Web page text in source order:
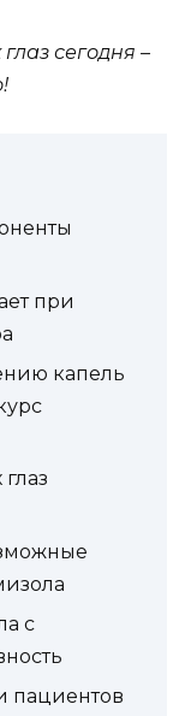
сегодня –
при
капель
с
пациентов